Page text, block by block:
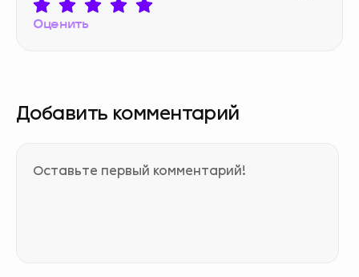
Оценить
Добавить комментарий